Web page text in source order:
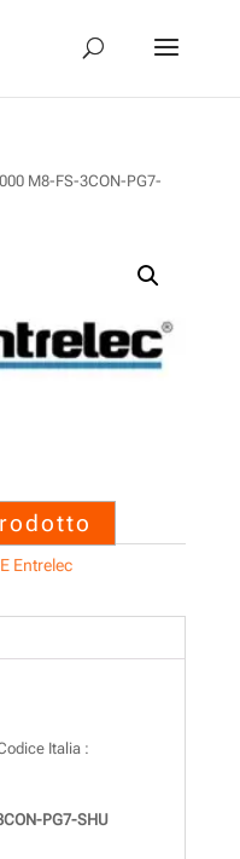
M8-FS-3CON-PG7-
Entrelec
Italia :
PG7-SHU